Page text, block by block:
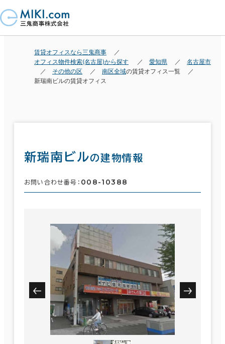
賃貸オフィスなら三鬼商事
オフィス物件検索(名古屋)から探す
愛知県
名古屋市
その他の区
南区全域の賃貸オフィス一覧
新瑞南ビルの賃貸オフィス
新瑞南ビルの建物情報
お問い合わせ番号： 008-10388